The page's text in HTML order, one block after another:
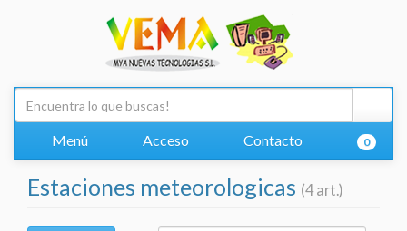
Menú Acceso Contacto 0
Estaciones meteorologicas (4 art.)